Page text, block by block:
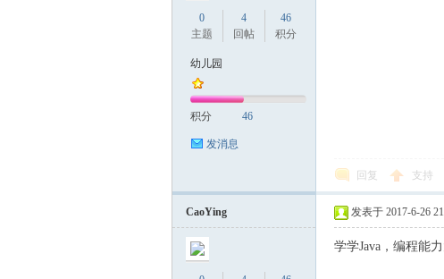
0
主题
4
回帖
46
积分
幼儿园
积分 46
发消息
回复 支持
CaoYing 发表于 2017-6-26
学学Java，编程能